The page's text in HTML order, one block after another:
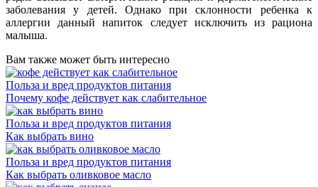
заболевания у детей. Однако при склонности ребенка к
аллергии данный напиток следует исключить из рациона
малыша.
Вам также может быть интересно
Польза и вред продуктов питания
Почему кофе действует как слабительное
Польза и вред продуктов питания
Как выбрать вино
Польза и вред продуктов питания
Как выбрать оливковое масло